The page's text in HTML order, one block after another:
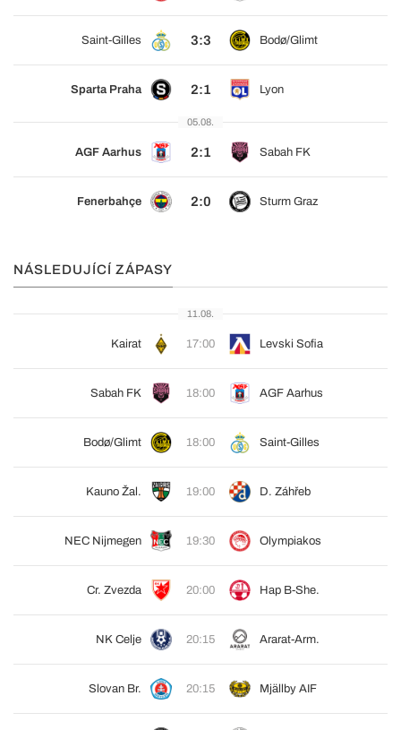
Saint-Gilles 3:3 Bodø/Glimt
Sparta Praha 2:1 Lyon
05.08.
AGF Aarhus 2:1 Sabah FK
Fenerbahçe 2:0 Sturm Graz
NÁSLEDUJÍCÍ ZÁPASY
11.08.
Kairat 17:00 Levski Sofia
Sabah FK 18:00 AGF Aarhus
Bodø/Glimt 18:00 Saint-Gilles
Kauno Žal. 19:00 D. Záhřeb
NEC Nijmegen 19:30 Olympiakos
Cr. Zvezda 20:00 Hap B-She.
NK Celje 20:15 Ararat-Arm.
Slovan Br. 20:15 Mjällby AIF